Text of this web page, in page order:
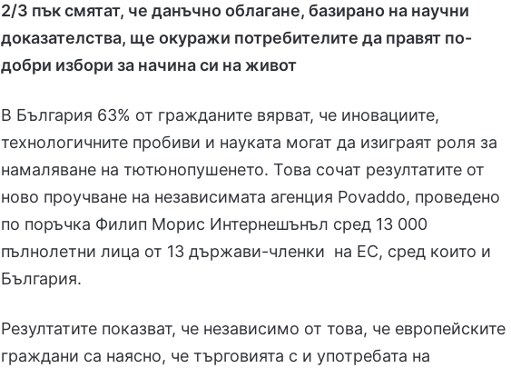
2/3 пък смятат, че данъчно облагане, базирано на научни
доказателства, ще окуражи потребителите да правят по-
добри избори за начина си на живот
В България 63% от гражданите вярват, че иновациите,
технологичните пробиви и науката могат да изиграят роля за
намаляване на тютюнопушенето. Това сочат резултатите от
ново проучване на независимата агенция Povaddo, проведено
по поръчка Филип Морис Интернешънъл сред 13 000
пълнолетни лица от 13 държави-членки на ЕС, сред които и
България.
Резултатите показват, че независимо от това, че европейските
граждани са наясно, че търговията с и употребата на